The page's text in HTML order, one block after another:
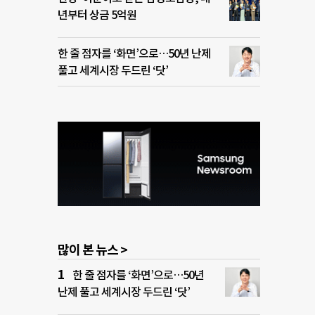
년부터 상금 5억원
한 줄 점자를 ‘화면’으로…50년 난제
풀고 세계시장 두드린 ‘닷’
많이 본 뉴스 >
한 줄 점자를 ‘화면’으로…50년
난제 풀고 세계시장 두드린 ‘닷’